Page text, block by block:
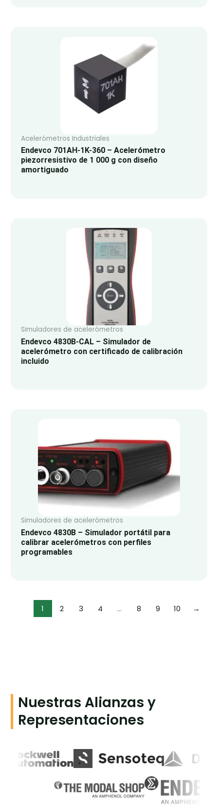
Acelerómetros Industriales
Endevco 701AH-1K-360 – Acelerómetro
piezorresistivo de 1 000 g con diseño
amortiguado
Simuladores de acelerómetros
Endevco 4830B-CAL – Simulador de
acelerómetro con certificado de calibración
incluido
Simuladores de acelerómetros
Endevco 4830B – Simulador portátil para
calibrar acelerómetros con perfiles
programables
1 2 3 4 … 8 9 10 →
Nuestras Alianzas y
Representaciones